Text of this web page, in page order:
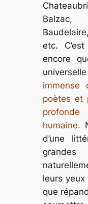
Balzac,
etc.
encore
immense
poètes et
humaine.
d’une
leurs
que